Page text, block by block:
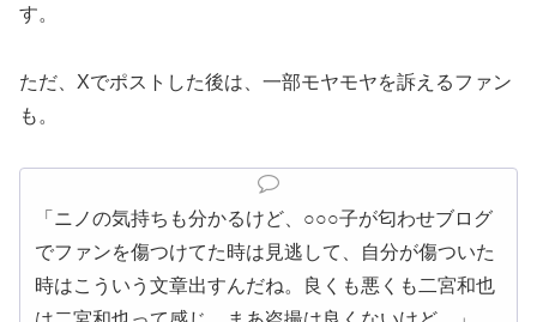
す。
ただ、Xでポストした後は、一部モヤモヤを訴えるファン
も。
「ニノの気持ちも分かるけど、○○○子が匂わせブログ
でファンを傷つけてた時は見逃して、自分が傷ついた
時はこういう文章出すんだね。良くも悪くも二宮和也